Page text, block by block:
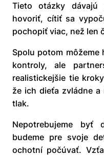
Tieto otázky dávajú
hovoriť, cítiť sa
pochopiť viac, než len
Spolu potom môžeme
kontroly, ale
realistickejšie tie
že ich dieťa zvládne
tlak.
Nepotrebujeme byť
budeme pre svoje
ochotní počúvať.